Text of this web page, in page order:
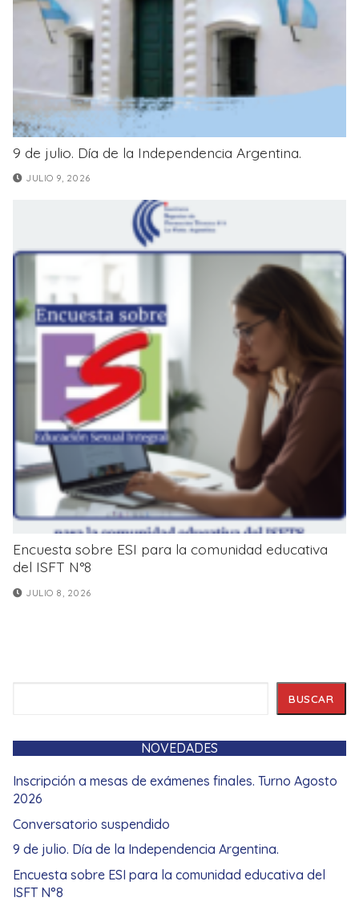
9 de julio. Día de la Independencia Argentina.
JULIO 9, 2026
Encuesta sobre ESI para la comunidad educativa
del ISFT N°8
JULIO 8, 2026
BUSCAR
NOVEDADES
Inscripción a mesas de exámenes finales. Turno Agosto
2026
Conversatorio suspendido
9 de julio. Día de la Independencia Argentina.
Encuesta sobre ESI para la comunidad educativa del
ISFT N°8